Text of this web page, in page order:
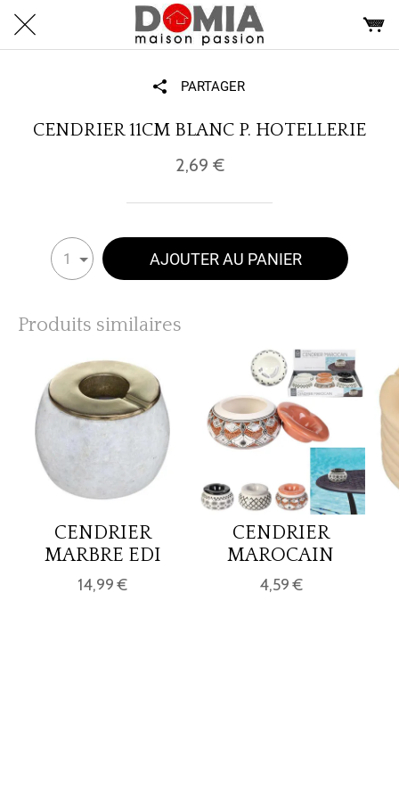
PARTAGER
CENDRIER 11CM BLANC P. HOTELLERIE
2,69 €
1 AJOUTER AU PANIER
Produits similaires
CENDRIER
MARBRE EDI
14,99 €
CENDRIER
MAROCAIN
4,59 €